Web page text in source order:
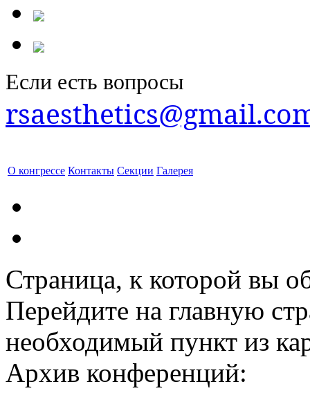
Если есть вопросы
О конгрессе Контакты Секции Галерея
Страница, к которой вы
Перейдите на главную
необходимый пункт из
Архив конференций: